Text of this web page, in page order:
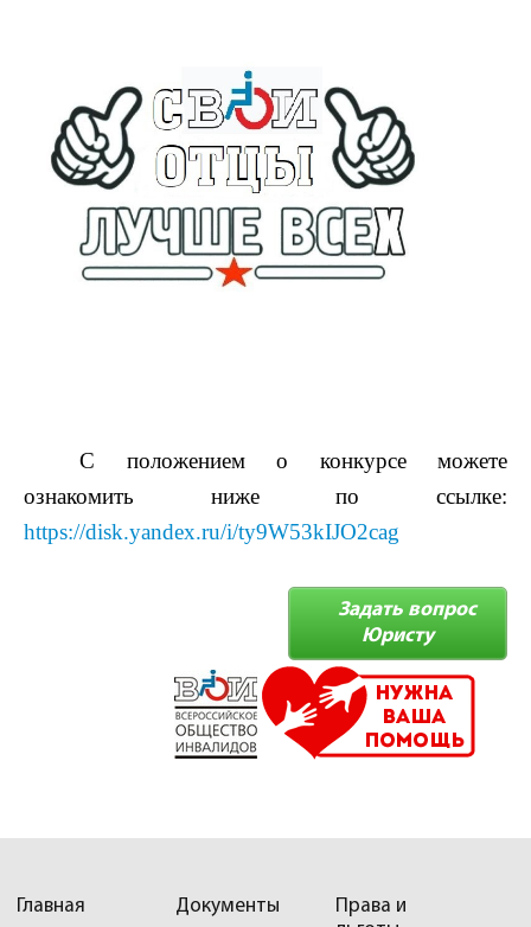
С положением о конкурсе можете
ознакомить ниже по ссылке:
https://disk.yandex.ru/i/ty9W53kIJO2cag
Задать вопрос
Юристу
Главная Документы
Права и